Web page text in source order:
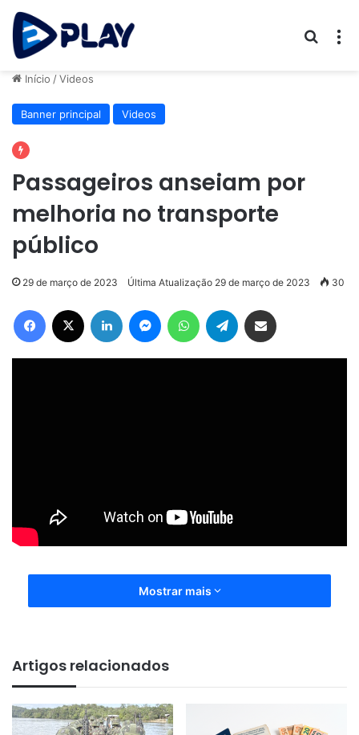
Início /Videos
Banner principal Videos
Passageiros anseiam por
melhoria no transporte
público
29 de março de 2023 Última Atualização 29 de março de 2023 30
Mostrar mais
Artigos relacionados